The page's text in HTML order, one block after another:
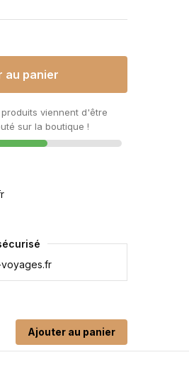
au panier
viennent d'être
sur la boutique !
Ajouter au panier